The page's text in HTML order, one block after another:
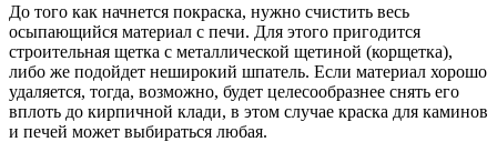
До того как начнется покраска, нужно счистить весь
осыпающийся материал с печи. Для этого пригодится
строительная щетка с металлической щетиной (корщетка),
либо же подойдет неширокий шпатель. Если материал хорошо
удаляется, тогда, возможно, будет целесообразнее снять его
вплоть до кирпичной клади, в этом случае краска для каминов
и печей может выбираться любая.